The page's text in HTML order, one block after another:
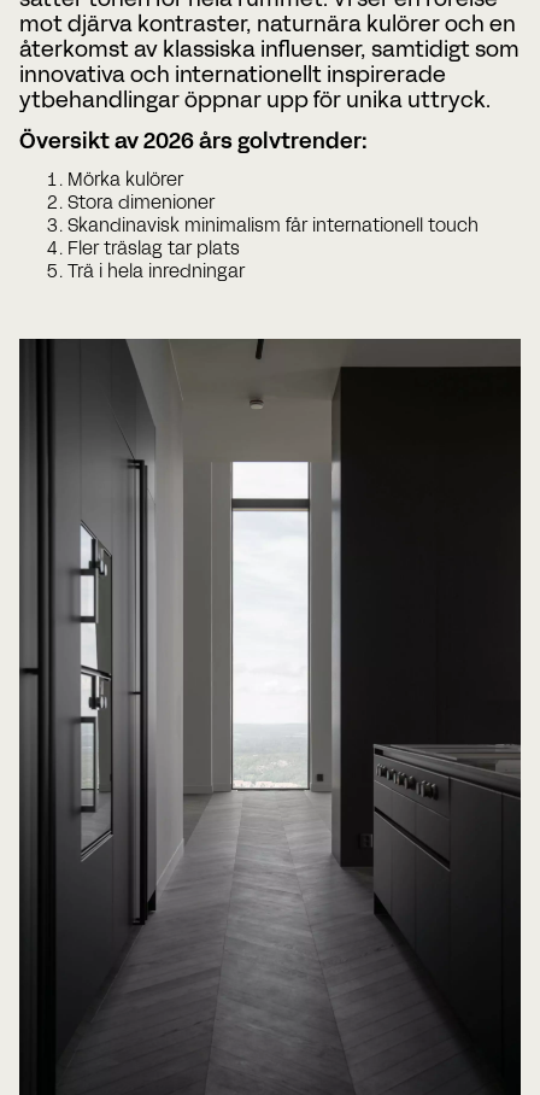
mot djärva kontraster, naturnära kulörer och en
återkomst av klassiska influenser, samtidigt som
innovativa och internationellt inspirerade
ytbehandlingar öppnar upp för unika uttryck.
Översikt av 2026 års golvtrender:
Mörka kulörer
Stora dimenioner
Skandinavisk minimalism får internationell touch
Fler träslag tar plats
Trä i hela inredningar
Date
DD
snedstreck
MM
ÅÅÅÅ
Time
:
Var?
CAPTCHA
BOKA MÖTE